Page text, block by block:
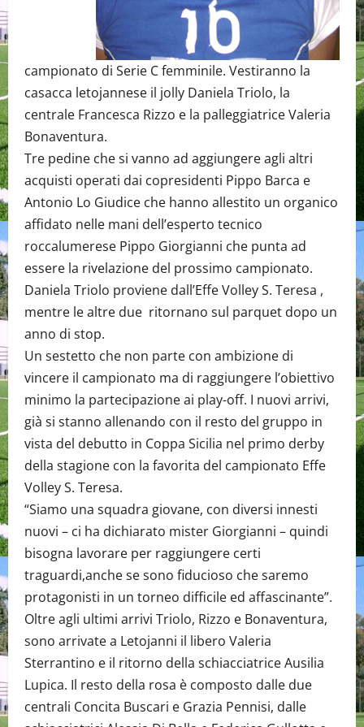
campionato di Serie C femminile. Vestiranno la
casacca letojannese il jolly Daniela Triolo, la
centrale Francesca Rizzo e la palleggiatrice Valeria
Bonaventura.
Tre pedine che si vanno ad aggiungere agli altri
acquisti operati dai copresidenti Pippo Barca e
Antonio Lo Giudice che hanno allestito un organico
affidato nelle mani dell’esperto tecnico
roccalumerese Pippo Giorgianni che punta ad
essere la rivelazione del prossimo campionato.
Daniela Triolo proviene dall’Effe Volley S. Teresa ,
mentre le altre due ritornano sul parquet dopo un
anno di stop.
Un sestetto che non parte con ambizione di
vincere il campionato ma di raggiungere l’obiettivo
minimo la partecipazione ai play-off. I nuovi arrivi,
già si stanno allenando con il resto del gruppo in
vista del debutto in Coppa Sicilia nel primo derby
della stagione con la favorita del campionato Effe
Volley S. Teresa.
“Siamo una squadra giovane, con diversi innesti
nuovi – ci ha dichiarato mister Giorgianni – quindi
bisogna lavorare per raggiungere certi
traguardi,anche se sono fiducioso che saremo
protagonisti in un torneo difficile ed affascinante”.
Oltre agli ultimi arrivi Triolo, Rizzo e Bonaventura,
sono arrivate a Letojanni il libero Valeria
Sterrantino e il ritorno della schiacciatrice Ausilia
Lupica. Il resto della rosa è composto dalle due
centrali Concita Buscari e Grazia Pennisi, dalle